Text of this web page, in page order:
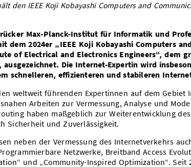
den IEEE Koji Kobayashi Computers and
Max-Planck-Institut für Informatik und
dem 2024er „IEEE Koji Kobayashi Computers
of Electrical and Electronics Engineers“, dem
Die Internet-Expertin wird
schnelleren, effizienteren und stabileren
weltweit führenden Expertinnen auf dem Gebiet
Arbeiten zur Vermessung, Analyse und
haben maßgeblich zur Weiterentwicklung
Sicherheit und Zuverlässigkeit.
neben der Vermessung des Internetverkehrs
Netzwerke, Breitband Access
und „Community-Inspired Optimization“. Seit